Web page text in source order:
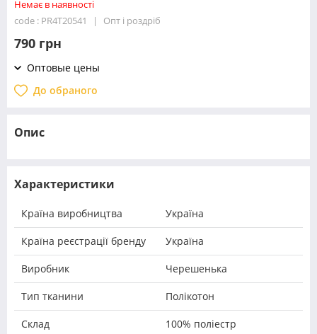
Немає в наявності
code : PR4T20541
Опт і роздріб
790 грн
Оптовые цены
До обраного
Опис
Характеристики
Країна виробництва Україна
Країна реєстрації бренду Україна
Виробник Черешенька
Тип тканини Полікотон
Склад 100% поліестр